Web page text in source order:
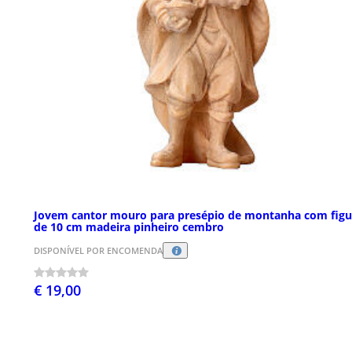
Jovem cantor mouro para presépio de montanha com
de 10 cm madeira pinheiro cembro
DISPONÍVEL POR ENCOMENDA
€ 19,00